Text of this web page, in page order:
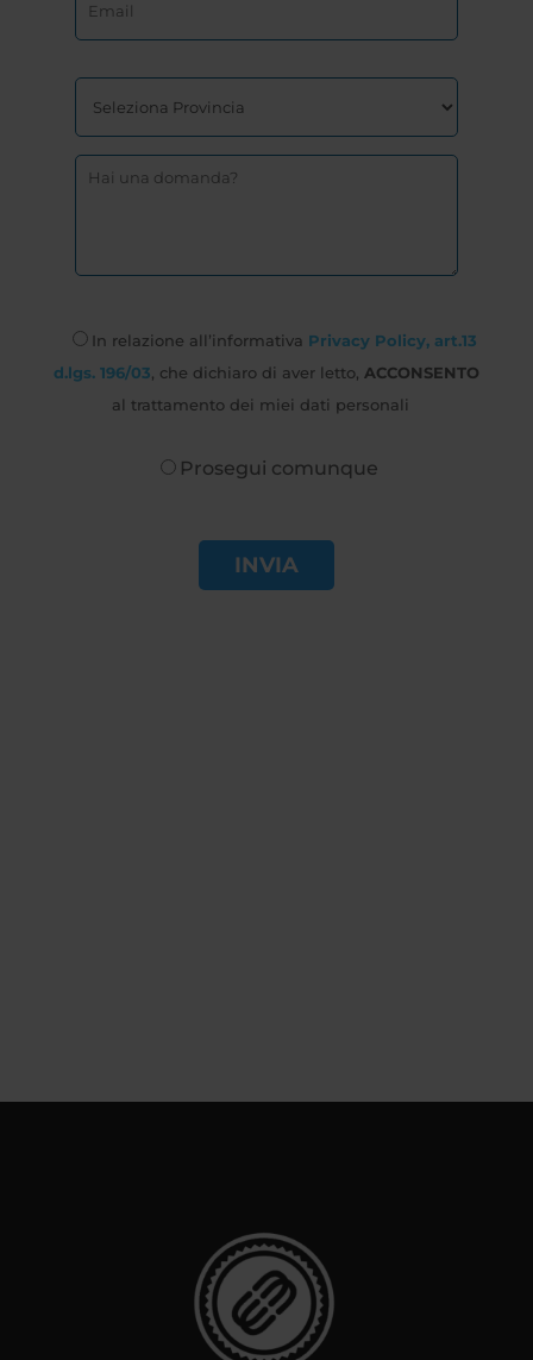
In relazione all’informativa Privacy Policy, art.13
d.lgs. 196/03, che dichiaro di aver letto, ACCONSENTO
al trattamento dei miei dati personali
Prosegui comunque